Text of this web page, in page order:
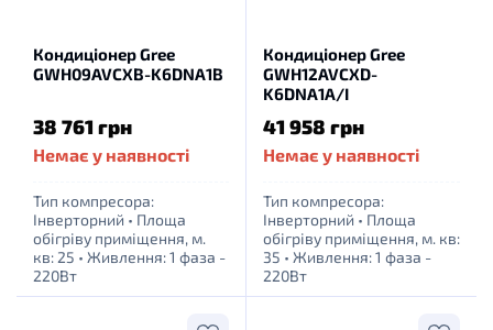
Кондиціонер Gree
GWH09AVCXB-K6DNA1B
38 761 грн
Немає у наявності
Тип компресора:
Інверторний • Площа
обігріву приміщення, м.
кв: 25 • Живлення: 1 фаза -
220Вт
Кондиціонер Gree
GWH12AVCXD-
K6DNA1A/I
41 958 грн
Немає у наявності
Тип компресора:
Інверторний • Площа
обігріву приміщення, м. кв:
35 • Живлення: 1 фаза -
220Вт